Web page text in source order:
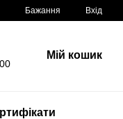
Бажання Вхід
Мій кошик